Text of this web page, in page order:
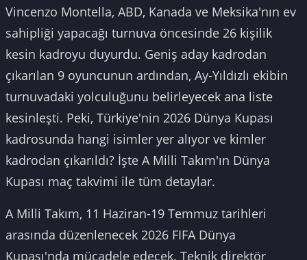
Vincenzo Montella, ABD, Kanada ve Meksika'nın ev
sahipliği yapacağı turnuva öncesinde 26 kişilik
kesin kadroyu duyurdu. Geniş aday kadrodan
çıkarılan 9 oyuncunun ardından, Ay-Yıldızlı ekibin
turnuvadaki yolculuğunu belirleyecek ana liste
kesinleşti. Peki, Türkiye'nin 2026 Dünya Kupası
kadrosunda hangi isimler yer alıyor ve kimler
kadrodan çıkarıldı? İşte A Milli Takım'ın Dünya
Kupası maç takvimi ile tüm detaylar.
A Milli Takım, 11 Haziran-19 Temmuz tarihleri
arasında düzenlenecek 2026 FIFA Dünya
Kupası'nda mücadele edecek. Teknik direktör